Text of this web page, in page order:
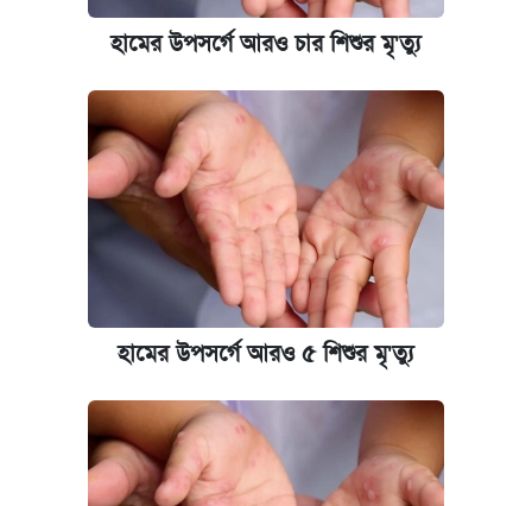
হামের উপসর্গে আরও চার শিশুর মৃ'ত্যু
হামের উপসর্গে আরও ৫ শিশুর মৃ'ত্যু